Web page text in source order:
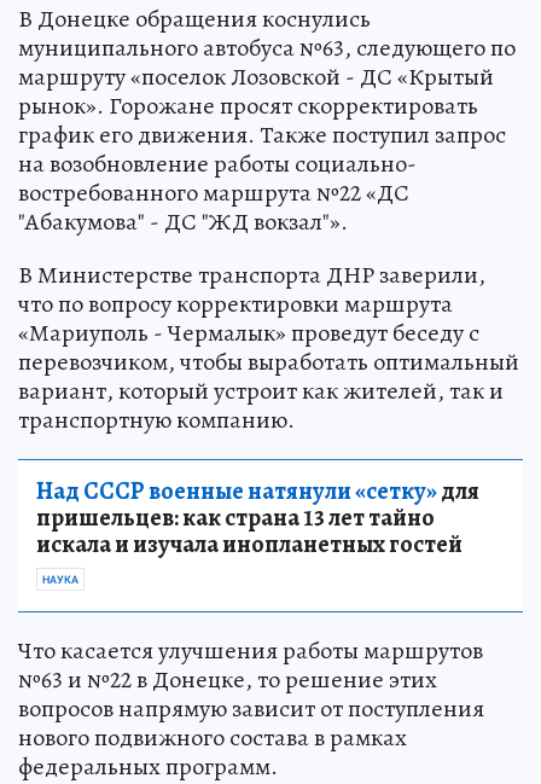
В Донецке обращения коснулись
муниципального автобуса №63, следующего по
маршруту «поселок Лозовской - ДС «Крытый
рынок». Горожане просят скорректировать
график его движения. Также поступил запрос
на возобновление работы социально-
востребованного маршрута №22 «ДС
"Абакумова" - ДС "ЖД вокзал"».
В Министерстве транспорта ДНР заверили,
что по вопросу корректировки маршрута
«Мариуполь - Чермалык» проведут беседу с
перевозчиком, чтобы выработать оптимальный
вариант, который устроит как жителей, так и
транспортную компанию.
Над СССР военные натянули «сетку»для
пришельцев: как страна 13 лет тайно
искала и изучала инопланетных гостей
НАУКА
Что касается улучшения работы маршрутов
№63 и №22 в Донецке, то решение этих
вопросов напрямую зависит от поступления
нового подвижного состава в рамках
федеральных программ.